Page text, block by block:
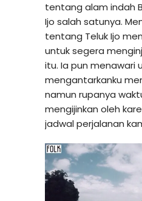
tentang alam indah
Ijo salah satunya.
tentang Teluk Ijo
untuk segera
itu. Ia pun menawari
mengantarkanku
namun rupanya
mengijinkan oleh
jadwal perjalanan